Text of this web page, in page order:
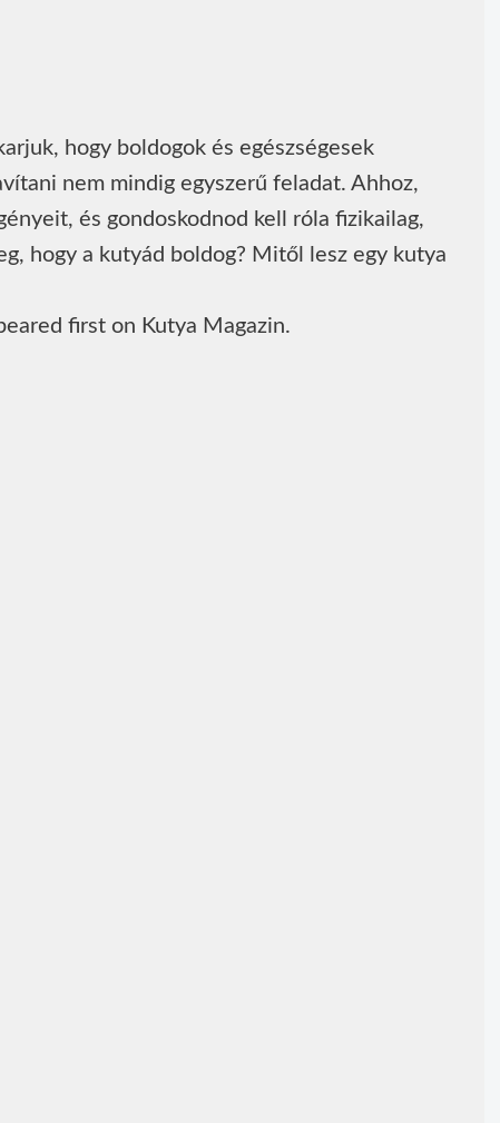
hogy boldogok és egészségesek
nem mindig egyszerű feladat. Ahhoz,
és gondoskodnod kell róla fizikailag,
hogy a kutyád boldog? Mitől lesz egy kutya
first on Kutya Magazin.